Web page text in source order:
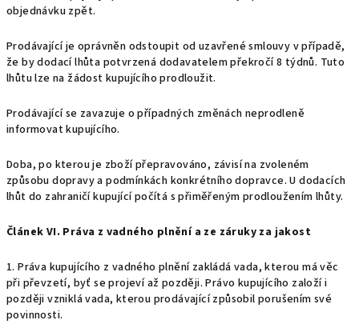
objednávku zpět.
Prodávající je oprávněn odstoupit od uzavřené smlouvy v případě,
že by dodací lhůta potvrzená dodavatelem překročí 8 týdnů. Tuto
lhůtu lze na žádost kupujícího prodloužit.
Prodávající se zavazuje o případných změnách neprodleně
informovat kupujícího.
Doba, po kterou je zboží přepravováno, závisí na zvoleném
způsobu dopravy a podmínkách konkrétního dopravce. U dodacích
lhůt do zahraničí kupující počítá s přiměřeným prodloužením lhůty.
Článek VI. Práva z vadného plnění a ze záruky za jakost
1. Práva kupujícího z vadného plnění zakládá vada, kterou má věc
při převzetí, byť se projeví až později. Právo kupujícího založí i
později vzniklá vada, kterou prodávající způsobil porušením své
povinnosti.